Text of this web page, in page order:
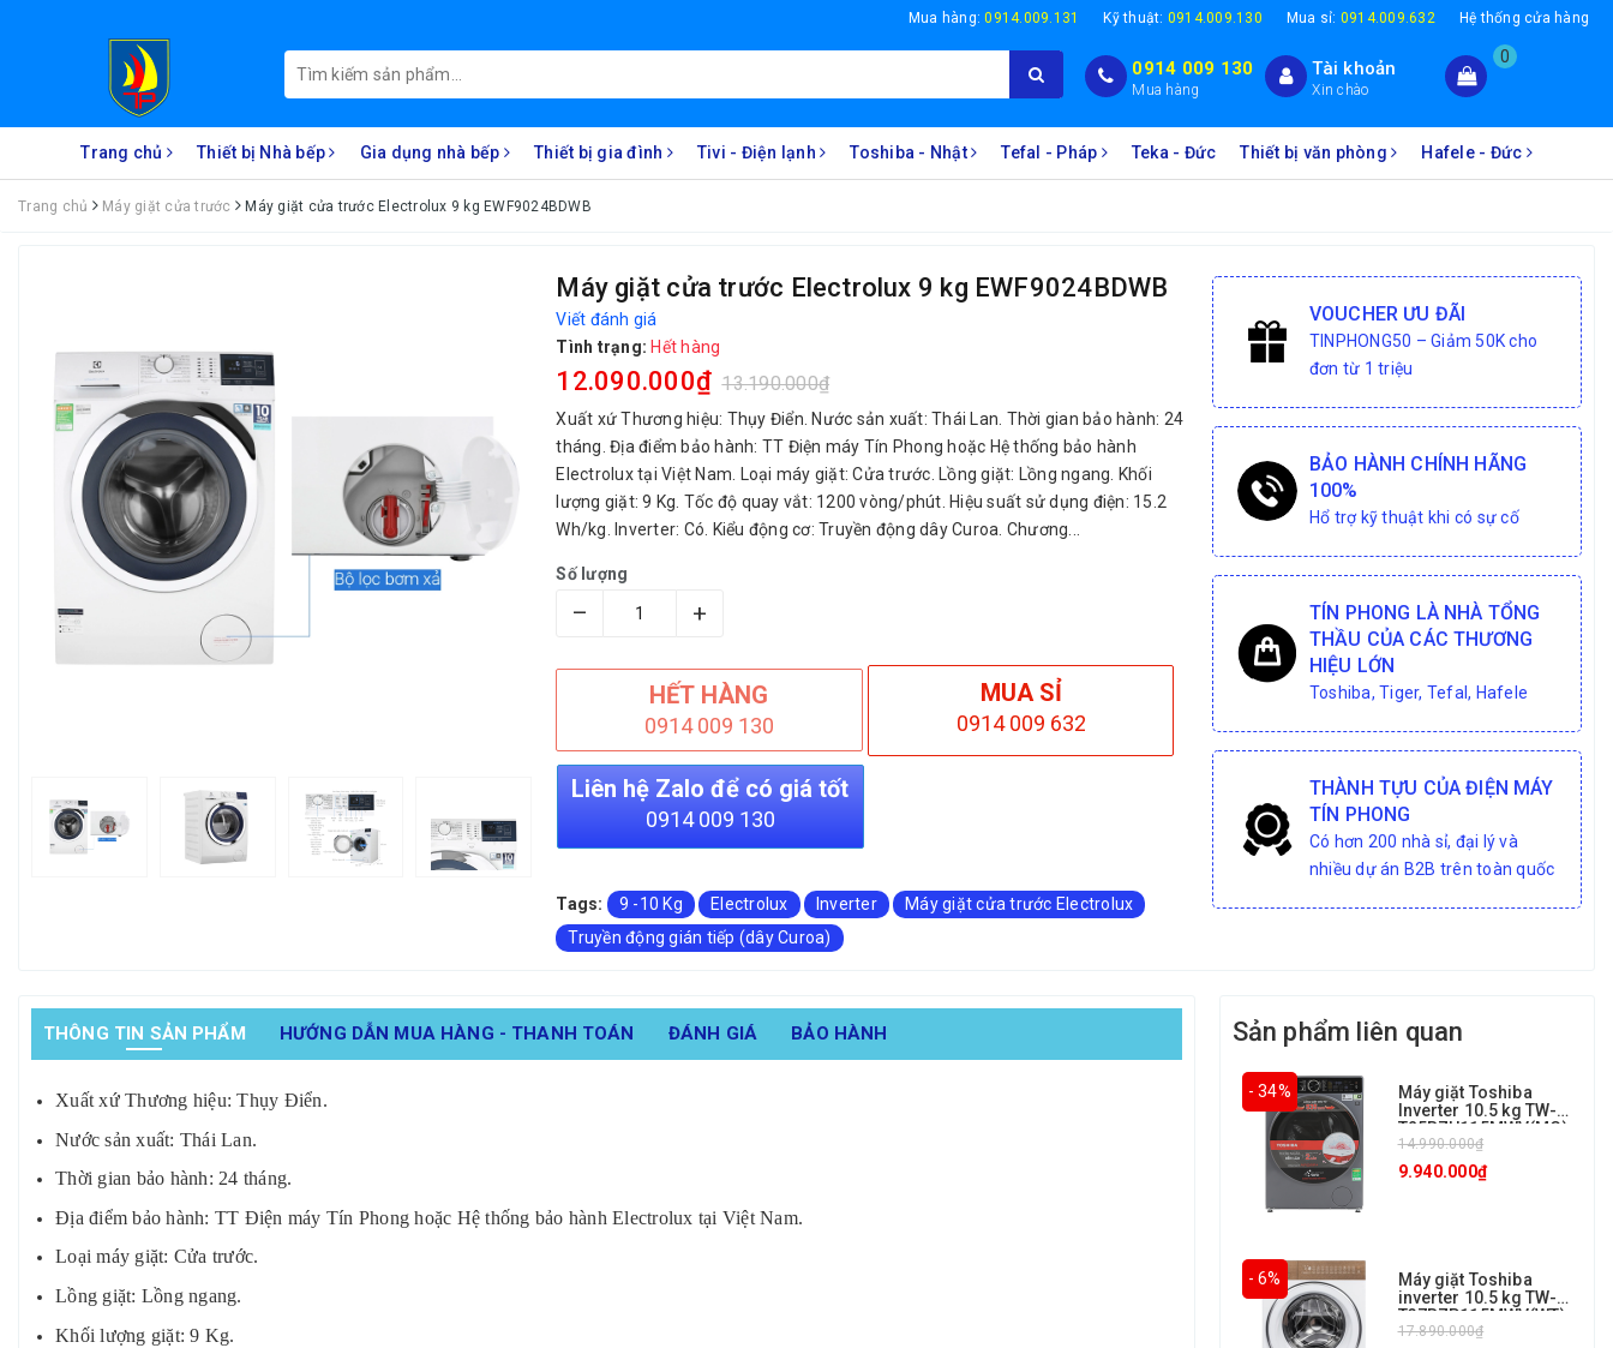
Mua hàng:0914.009.131 Kỹ thuật: 0914.009.130 Mua sỉ: 0914.009.632 Hệ thống cửa hàng
0914 009 130
Mua hàng
Tài khoản
Xin chào
0
Trang chủ Thiết bị Nhà bếp Gia dụng nhà bếp Thiết bị gia đình Tivi - Điện lạnh Toshiba - Nhật Tefal - Pháp Teka - Đức Thiết bị văn phòng Hafele - Đức
Trang chủ Máy giặt cửa trước Máy giặt cửa trước Electrolux 9 kg EWF9024BDWB
Máy giặt cửa trước Electrolux 9 kg EWF9024BDWB
Viết đánh giá
Tình trạng: Hết hàng
12.090.000₫ 13.190.000₫
Xuất xứ Thương hiệu: Thụy Điển. Nước sản xuất: Thái Lan. Thời gian bảo hành: 24
tháng. Địa điểm bảo hành: TT Điện máy Tín Phong hoặc Hệ thống bảo hành
Electrolux tại Việt Nam. Loại máy giặt: Cửa trước. Lồng giặt: Lồng ngang. Khối
lượng giặt: 9 Kg. Tốc độ quay vắt: 1200 vòng/phút. Hiệu suất sử dụng điện: 15.2
Wh/kg. Inverter: Có. Kiểu động cơ: Truyền động dây Curoa. Chương...
Số lượng
– +
HẾT HÀNG
0914 009 130
MUA SỈ
0914 009 632
Liên hệ Zalo để có giá tốt
0914 009 130
Tags: 9 -10 Kg Electrolux Inverter
Máy giặt cửa trước Electrolux
Truyền động gián tiếp (dây Curoa)
VOUCHER ƯU ĐÃI
TINPHONG50 – Giảm 50K cho
đơn từ 1 triệu
BẢO HÀNH CHÍNH HÃNG
100%
Hổ trợ kỹ thuật khi có sự cố
TÍN PHONG LÀ NHÀ TỔNG
THẦU CỦA CÁC THƯƠNG
HIỆU LỚN
Toshiba, Tiger, Tefal, Hafele
THÀNH TỰU CỦA ĐIỆN MÁY
TÍN PHONG
Có hơn 200 nhà sỉ, đại lý và
nhiều dự án B2B trên toàn quốc
THÔNG TIN SẢN PHẨM HƯỚNG DẪN MUA HÀNG - THANH TOÁN ĐÁNH GIÁ BẢO HÀNH
Xuất xứ Thương hiệu: Thụy Điển.
Nước sản xuất: Thái Lan.
Thời gian bảo hành: 24 tháng.
Địa điểm bảo hành: TT Điện máy Tín Phong hoặc Hệ thống bảo hành Electrolux tại Việt Nam.
Loại máy giặt: Cửa trước.
Lồng giặt: Lồng ngang.
Khối lượng giặt: 9 Kg.
Sản phẩm liên quan
- 34%
Máy giặt Toshiba
Inverter 10.5 kg TW-
T25BZU115MWV(MG)
14.990.000₫
9.940.000₫
- 6%
Máy giặt Toshiba
inverter 10.5 kg TW-
T37BZP115MWV(WT)
17.890.000₫